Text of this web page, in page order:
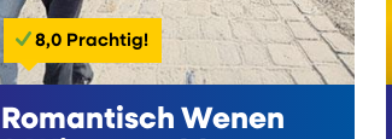
8,0 Prachtig!
Romantisch Wenen